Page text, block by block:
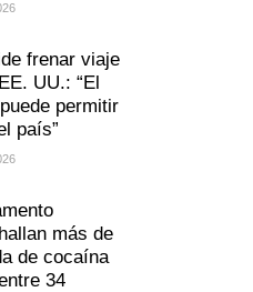
frenar viaje
UU.: “El
permitir
país”
más de
de cocaína
34